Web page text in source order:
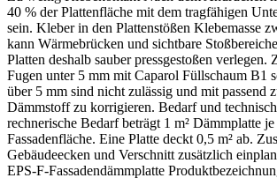
40 % der Plattenfläche mit dem tragfähigen
sein. Kleber in den Plattenstößen Klebemasse
kann Wärmebrücken und sichtbare
Platten deshalb sauber pressgestoßen verlegen.
Fugen unter 5 mm mit Caparol Füllschaum B1
über 5 mm sind nicht zulässig und mit passend
Dämmstoff zu korrigieren. Bedarf und
rechnerische Bedarf beträgt 1 m² Dämmplatte je
Fassadenfläche. Eine Platte deckt 0,5 m² ab.
Gebäudeecken und Verschnitt zusätzlich
EPS-F-Fassadendämmplatte